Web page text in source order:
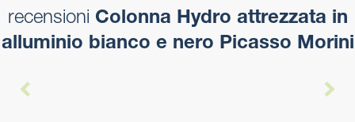
recensioni Colonna Hydro attrezzata in
alluminio bianco e nero Picasso Morini